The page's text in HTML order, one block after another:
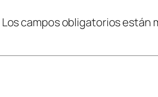
Los campos obligatorios están